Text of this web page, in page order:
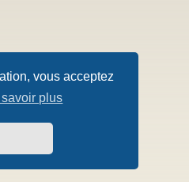
vous acceptez
savoir plus